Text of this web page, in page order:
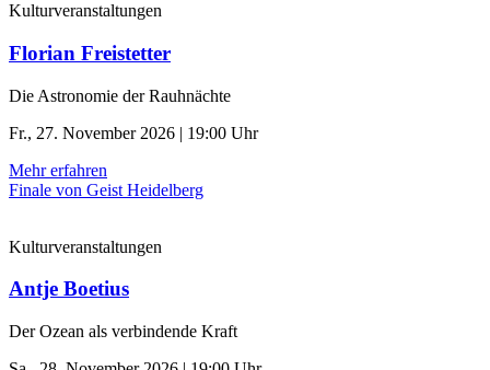
Kulturveranstaltungen
Florian Freistetter
Die Astronomie der ­Rauhnächte
Fr., 27. November 2026 | 19:00 Uhr
Mehr erfahren
Finale von Geist Heidelberg
Kulturveranstaltungen
Antje Boetius
Der Ozean als verbindende Kraft